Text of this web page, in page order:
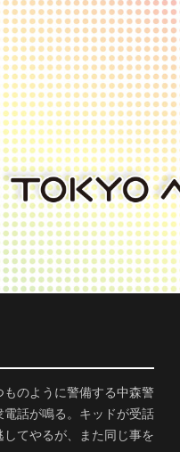
のように警備する中森警
話が鳴る。キッドが受話
てやるが、また同じ事を